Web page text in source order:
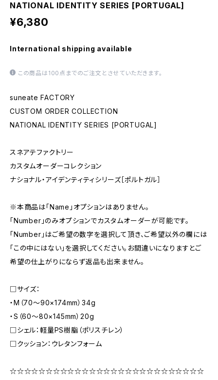
NATIONAL IDENTITY SERIES [PORTUGAL]
¥6,380
International shipping available
この商品は100点までのご注文とさせていただきます。
suneate FACTORY
CUSTOM ORDER COLLECTION
NATIONAL IDENTITY SERIES [PORTUGAL]
スネアテファクトリー
カスタムオーダーコレクション
ナショナル・アイデンティティシリーズ［ポルトガル］
※本商品は「Name」オプションはありません。
「Number」のみオプションでカスタムオーダーが可能です。
「Number」はご希望の数字を選択して頂き、ご希望以外の欄には
「この中にはない」を選択してください。お間違いになりますとご
希望の仕上がりにならず返品も出来ません。
□サイズ：
・M（70〜90×174mm）34g
・S（60〜80×145mm）20g
□シェル：軽量PS樹脂（ポリスチレン）
□クッション：ウレタンフォーム
☆☆☆☆☆☆☆☆☆☆☆☆☆☆☆☆☆☆☆☆☆☆☆☆☆☆☆